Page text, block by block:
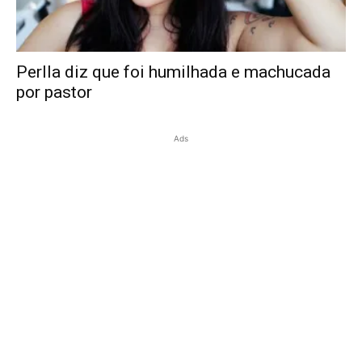
Perlla diz que foi humilhada e machucada
por pastor
Ads